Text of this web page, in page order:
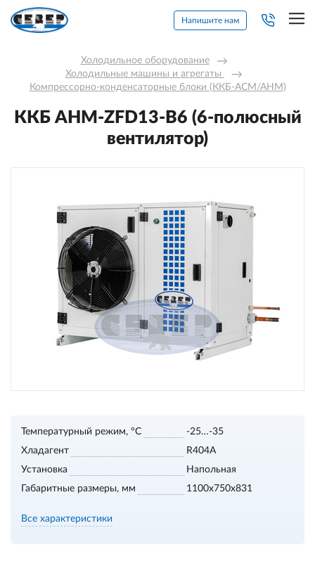
Напишите нам
Холодильное оборудование →
Холодильные машины и агрегаты →
Компрессорно-конденсаторные блоки (ККБ-АСМ/АНМ)
ККБ AНM-ZFD13-В6 (6-полюсный
вентилятор)
Температурный режим, °С
-25…-35
Хладагент
R404A
Установка
Напольная
Габаритные размеры, мм
1100х750х831
Все характеристики